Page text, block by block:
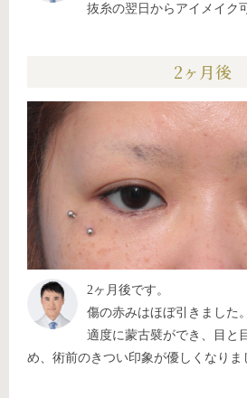
抜糸の翌日からアイメイク
2ヶ月後
2ヶ月後です。
傷の赤みはほぼ引きました。
適度に蒙古襞ができ、目と
め、術前のきつい印象が優しくなりま